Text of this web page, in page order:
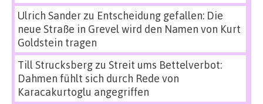
Ulrich Sanderzu Entscheidung gefallen: Die
neue Straße in Grevel wird den Namen von Kurt
Goldstein tragen
Till Strucksbergzu Streit ums Bettelverbot:
Dahmen fühlt sich durch Rede von
Karacakurtoglu angegriffen